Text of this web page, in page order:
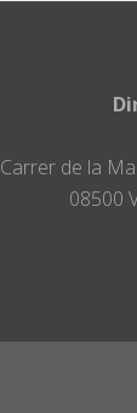
Carrer de la
08500